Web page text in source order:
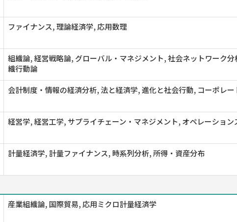
ファイナンス, 理論経済学, 応用数理
組織論, 経営戦略論, グローバル・マネジメント, 社会ネットワーク
織行動論
会計制度・情報の経済分析, 法と経済学, 進化と社会行動, コーポレ
経営学, 経営工学, サプライチェーン・マネジメント, オペレーション
計量経済学, 計量ファイナンス, 時系列分析, 所得・資産分布
産業組織論, 国際貿易, 応用ミクロ計量経済学